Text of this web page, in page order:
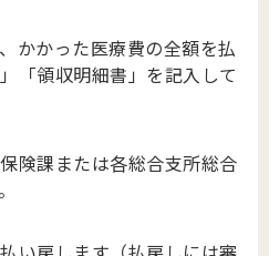
かかった医療費の全額を払
「領収明細書」を記入して
険課または各総合支所総合